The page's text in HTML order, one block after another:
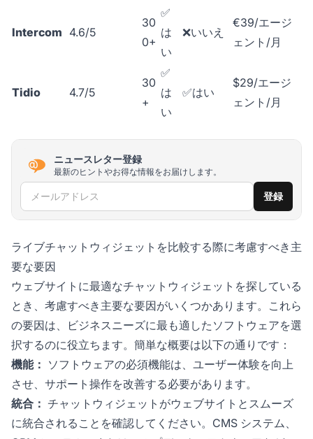
Intercom 4.6/5
30
0+
✅
は
い
❌いいえ
€39/エージ
ェント/月
Tidio 4.7/5
30
+
✅
は
い
✅はい
$29/エージ
ェント/月
ニュースレター登録
最新のヒントやお得な情報をお届けします。
メールアドレス 登録
ライブチャットウィジェットを比較する際に考慮すべき主
要な要因
ウェブサイトに最適なチャットウィジェットを探している
とき、考慮すべき主要な要因がいくつかあります。これら
の要因は、ビジネスニーズに最も適したソフトウェアを選
択するのに役立ちます。簡単な概要は以下の通りです：
機能： ソフトウェアの必須機能は、ユーザー体験を向上
させ、サポート操作を改善する必要があります。
統合： チャットウィジェットがウェブサイトとスムーズ
に統合されることを確認してください。CMS システム、